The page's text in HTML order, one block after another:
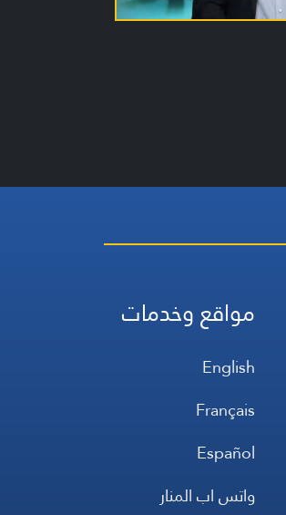
مواقع وخدمات
English
Français
Español
واتس اب المنار